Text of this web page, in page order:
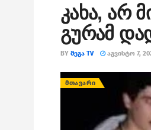
კახა, არ
გურამ
BY ᲛᲔᲒᲐ TV ᲐᲒᲕᲘᲡᲢᲝ 7,
ᲛᲗᲐᲕᲐᲠᲘ